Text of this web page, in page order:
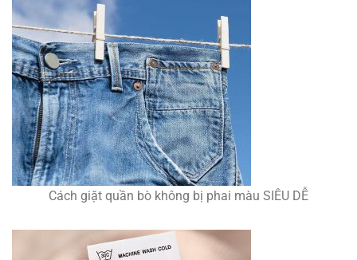
Cách giặt quần bò không bị phai màu SIÊU DỄ